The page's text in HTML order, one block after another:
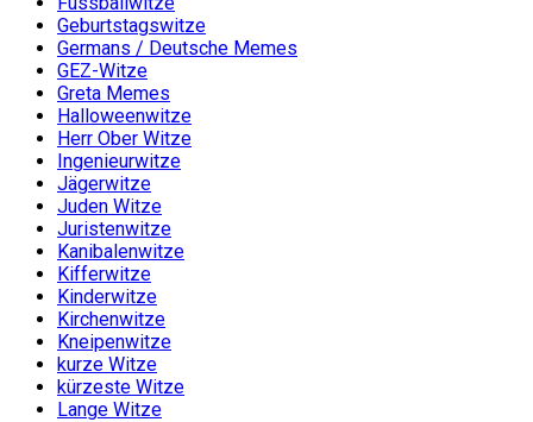
Geburtstagswitze
Germans / Deutsche Memes
GEZ-Witze
Greta Memes
Halloweenwitze
Herr Ober Witze
Ingenieurwitze
Jägerwitze
Juden Witze
Juristenwitze
Kanibalenwitze
Kifferwitze
Kinderwitze
Kirchenwitze
Kneipenwitze
kurze Witze
kürzeste Witze
Lange Witze